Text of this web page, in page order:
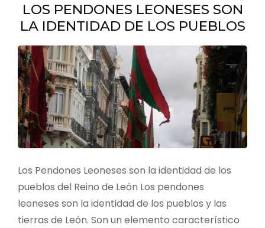
LOS PENDONES LEONESES SON
LA IDENTIDAD DE LOS PUEBLOS
Los Pendones Leoneses son la identidad de los
pueblos del Reino de León Los pendones
leoneses son la identidad de los pueblos y las
tierras de León. Son un elemento característico